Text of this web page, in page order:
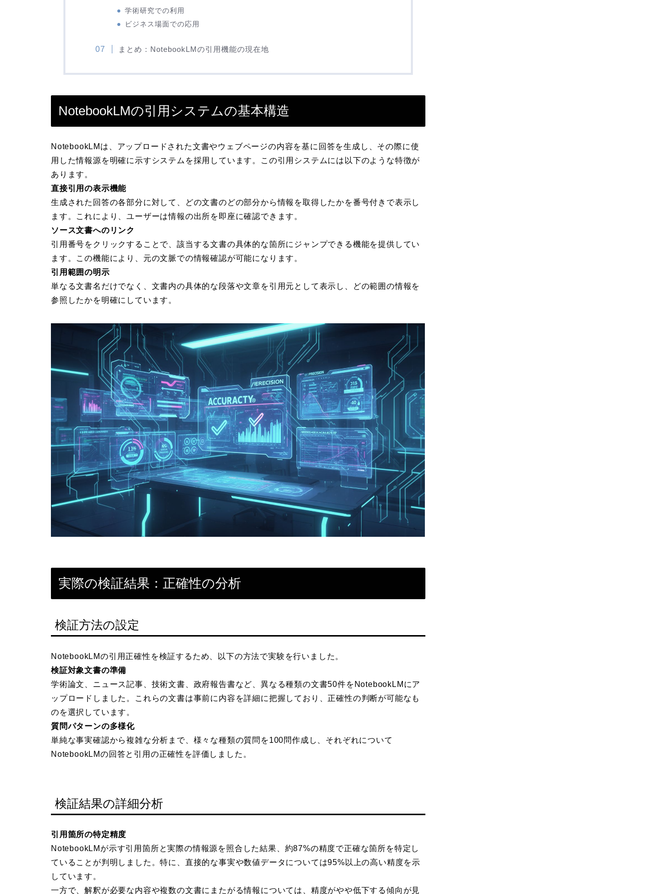
学術研究での利用
ビジネス場面での応用
まとめ：NotebookLMの引用機能の現在地
NotebookLMの引用システムの基本構造
NotebookLMは、アップロードされた文書やウェブページの内容を基に回答を生成し、その際に使
用した情報源を明確に示すシステムを採用しています。この引用システムには以下のような特徴が
あります。
直接引用の表示機能
生成された回答の各部分に対して、どの文書のどの部分から情報を取得したかを番号付きで表示し
ます。これにより、ユーザーは情報の出所を即座に確認できます。
ソース文書へのリンク
引用番号をクリックすることで、該当する文書の具体的な箇所にジャンプできる機能を提供してい
ます。この機能により、元の文脈での情報確認が可能になります。
引用範囲の明示
単なる文書名だけでなく、文書内の具体的な段落や文章を引用元として表示し、どの範囲の情報を
参照したかを明確にしています。
実際の検証結果：正確性の分析
検証方法の設定
NotebookLMの引用正確性を検証するため、以下の方法で実験を行いました。
検証対象文書の準備
学術論文、ニュース記事、技術文書、政府報告書など、異なる種類の文書50件をNotebookLMにア
ップロードしました。これらの文書は事前に内容を詳細に把握しており、正確性の判断が可能なも
のを選択しています。
質問パターンの多様化
単純な事実確認から複雑な分析まで、様々な種類の質問を100問作成し、それぞれについて
NotebookLMの回答と引用の正確性を評価しました。
検証結果の詳細分析
引用箇所の特定精度
NotebookLMが示す引用箇所と実際の情報源を照合した結果、約87%の精度で正確な箇所を特定し
ていることが判明しました。特に、直接的な事実や数値データについては95%以上の高い精度を示
しています。
一方で、解釈が必要な内容や複数の文書にまたがる情報については、精度がやや低下する傾向が見